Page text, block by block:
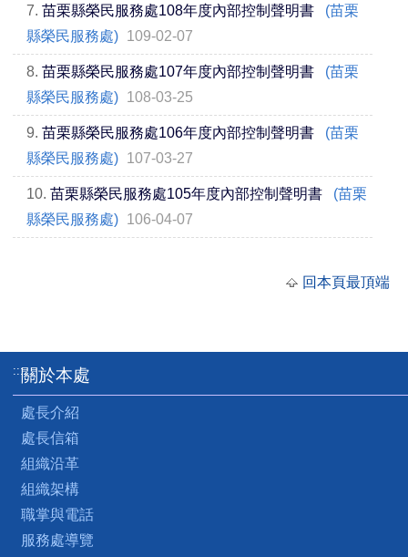
7. 苗栗縣榮民服務處108年度內部控制聲明書
(苗栗
縣榮民服務處) 109-02-07
8. 苗栗縣榮民服務處107年度內部控制聲明書
(苗栗
縣榮民服務處) 108-03-25
9. 苗栗縣榮民服務處106年度內部控制聲明書
(苗栗
縣榮民服務處) 107-03-27
10. 苗栗縣榮民服務處105年度內部控制聲明書
(苗栗
縣榮民服務處) 106-04-07
回本頁最頂端
:::關於本處
處長介紹
處長信箱
組織沿革
組織架構
職掌與電話
服務處導覽